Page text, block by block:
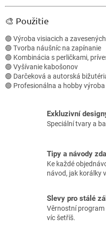
🎨 Použitie
🟢 Výroba visiacich a
🟢 Tvorba náušníc na zapínanie
🟢 Kombinácia s perličkami,
🟢 Vyšívanie kabošonov
🟢 Darčeková a autorská
🟢 Profesionálna a hobby
Exkluzivní
Speciální tvary a
Tipy a návody
Ke každé
návod, jak korálky
Slevy pro stálé
Věrnostní
víc šetříš.